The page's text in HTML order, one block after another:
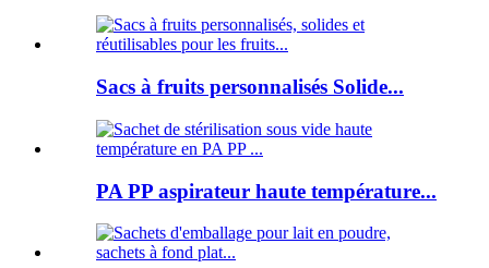
Sacs à fruits personnalisés Solide...
PA PP aspirateur haute température...